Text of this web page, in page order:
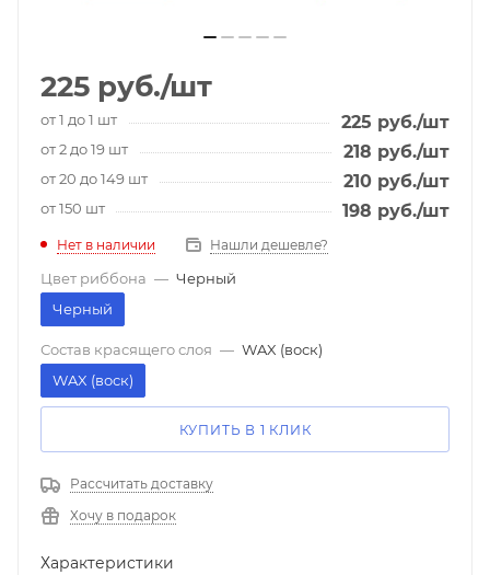
225 руб./шт
от 1 до 1 шт 225 руб./шт
от 2 до 19 шт 218 руб./шт
от 20 до 149 шт 210 руб./шт
от 150 шт 198 руб./шт
Нет в наличии Нашли дешевле?
Цвет риббона — Черный
Черный
Состав красящего слоя — WAX (воск)
WAX (воск)
КУПИТЬ В 1 КЛИК
Рассчитать доставку
Хочу в подарок
Характеристики